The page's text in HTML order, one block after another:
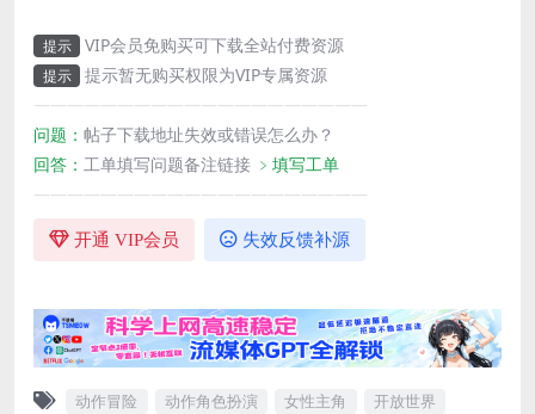
提示 VIP会员免购买可下载全站付费资源
提示
提示暂无购买权限为VIP专属资源
————————————————————
问题： 帖子下载地址失效或错误怎么办？
回答： 工单填写问题备注链接 ﹥填写工单
————————————————————
开通 VIP会员 失效反馈补源
动作冒险 动作角色扮演 女性主角
开放世界